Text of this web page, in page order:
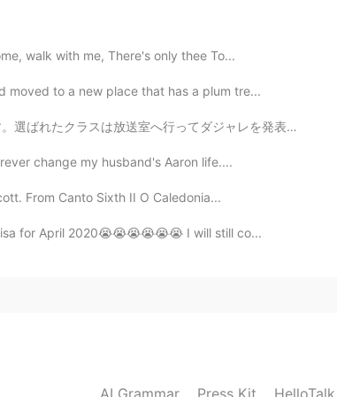
す😊。 まずは、とても簡単なテリーヌから
made, it’s quick and easy to serve.
2020.08.17 05:57
walk with me, There's only thee To...
moved to a new place that has a plum tre...
す。 今回は３年１組 vs ３年２組でした。子供たちは色んなダジャレを考えてきて、聞いて...
change my husband's Aaron life....
From Canto Sixth II O Caledonia...
for April 2020😭😭😭😭😭😭 I will still co...
AI Grammar Press Kit